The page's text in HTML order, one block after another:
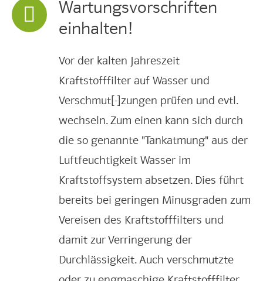
Wartungsvorschriften
einhalten!
Vor der kalten Jahreszeit
Kraftstofffilter auf Wasser und
Verschmut[-]zungen prüfen und evtl.
wechseln. Zum einen kann sich durch
die so genannte "Tankatmung" aus der
Luftfeuchtigkeit Wasser im
Kraftstoffsystem absetzen. Dies führt
bereits bei geringen Minusgraden zum
Vereisen des Kraftstofffilters und
damit zur Verringerung der
Durchlässigkeit. Auch verschmutzte